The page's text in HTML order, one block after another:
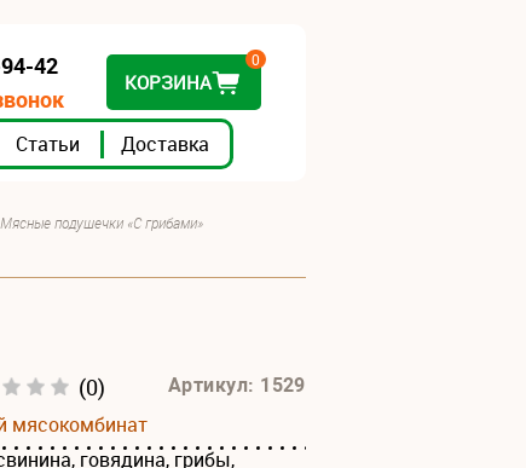
Статьи Доставка
42
КОРЗИНА
0
Мясные подушечки «С грибами»
(0) Артикул: 1529
мясокомбинат
говядина, грибы,